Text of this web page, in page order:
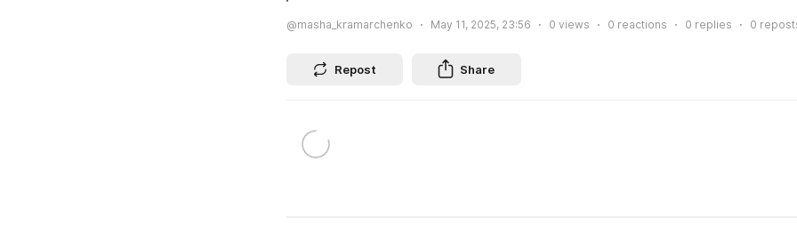
@masha_kramarchenko May 11, 2025, 23:56 0 views 0 reactions 0 replies 0
Repost Share